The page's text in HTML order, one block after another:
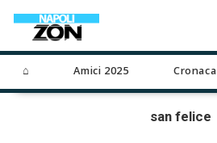
⌂ Amici 2025 Cronaca
san felice